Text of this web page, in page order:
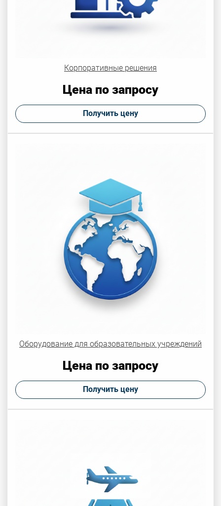
Корпоративные решения
Цена по запросу
Получить цену
Оборудование для образовательных учреждений
Цена по запросу
Получить цену